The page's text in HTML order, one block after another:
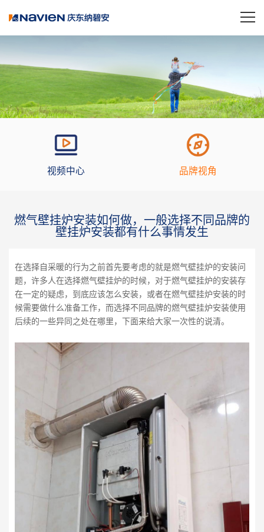
视频中心 品牌视角
燃气壁挂炉安装如何做，一般选择不同品牌的
壁挂炉安装都有什么事情发生
在选择自采暖的行为之前首先要考虑的就是燃气壁挂炉的安装问
题，许多人在选择燃气壁挂炉的时候，对于燃气壁挂炉的安装存
在一定的疑虑，到底应该怎么安装，或者在燃气壁挂炉安装的时
候需要做什么准备工作，而选择不同品牌的燃气壁挂炉安装使用
后续的一些异同之处在哪里，下面来给大家一次性的说清。